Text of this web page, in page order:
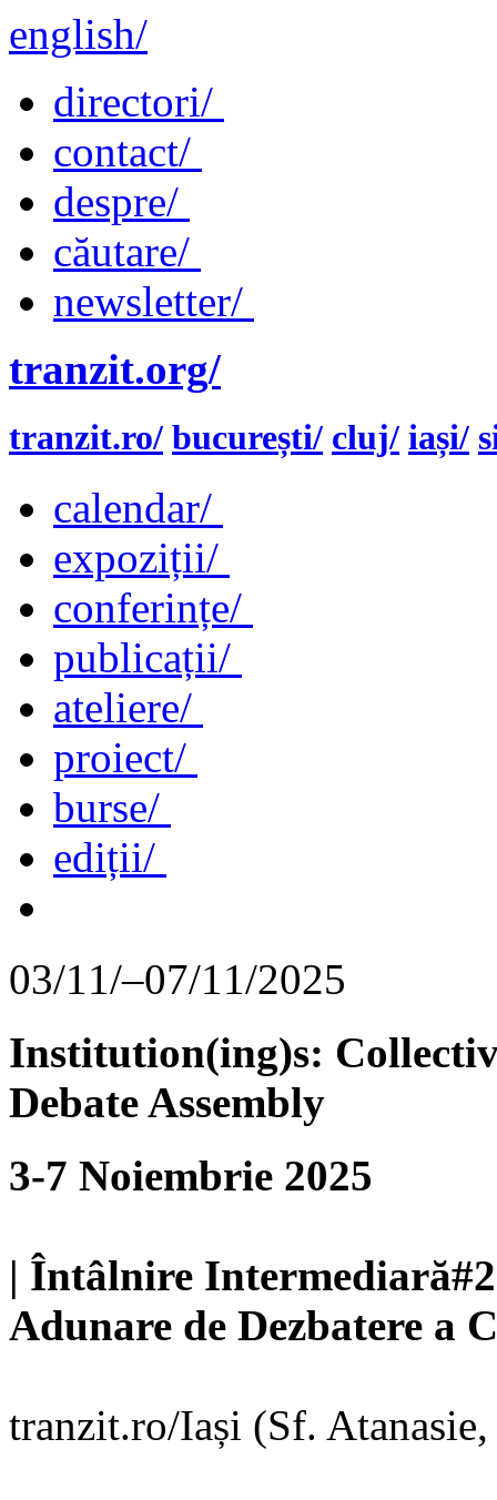
english/
directori/
contact/
despre/
căutare/
newsletter/
tranzit.org/
tranzit.ro/ bucurești/ cluj/ iași/
calendar/
expoziții/
conferințe/
publicații/
ateliere/
proiect/
burse/
ediții/
03/11/–07/11/2025
Institution(ing)s:
Debate Assembly
3-7 Noiembrie 2025
| Întâlnire
Adunare de Dezbatere a
tranzit.ro/Iași (Sf.